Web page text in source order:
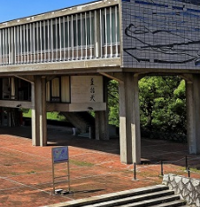
商業日文課程
線上課程
寒暑假遊學套裝課程
打工度假